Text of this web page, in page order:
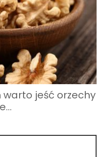
jeść orzechy